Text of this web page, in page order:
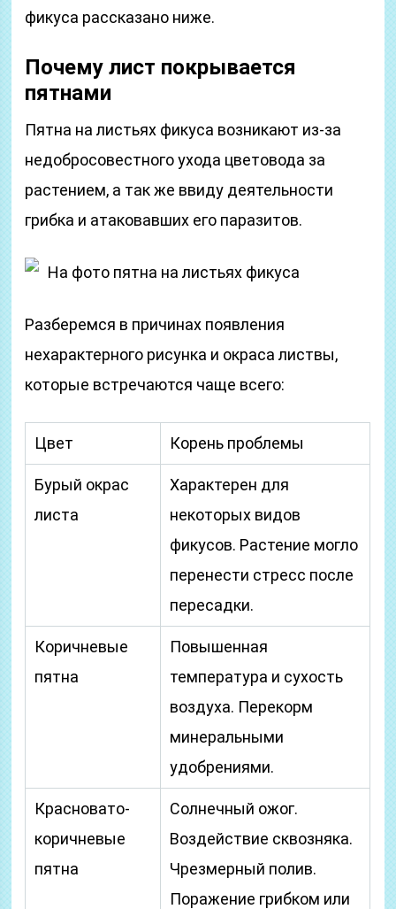
фикуса рассказано ниже.
Почему лист покрывается
пятнами
Пятна на листьях фикуса возникают из-за
недобросовестного ухода цветовода за
растением, а так же ввиду деятельности
грибка и атаковавших его паразитов.
На фото пятна на листьях фикуса
Разберемся в причинах появления
нехарактерного рисунка и окраса листвы,
которые встречаются чаще всего:
Цвет Корень проблемы
Бурый окрас
листа
Характерен для
некоторых видов
фикусов. Растение могло
перенести стресс после
пересадки.
Коричневые
пятна
Повышенная
температура и сухость
воздуха. Перекорм
минеральными
удобрениями.
Красновато-
коричневые
пятна
Солнечный ожог.
Воздействие сквозняка.
Чрезмерный полив.
Поражение грибком или